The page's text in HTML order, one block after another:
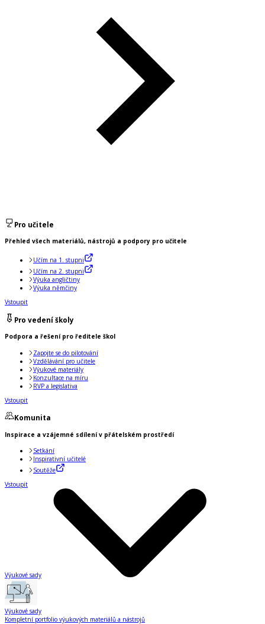
Pro učitele
Přehled všech materiálů, nástrojů a podpory pro učitele
Učím na 1. stupni
Učím na 2. stupni
Výuka angličtiny
Výuka němčiny
Vstoupit
Pro vedení školy
Podpora a řešení pro ředitele škol
Zapojte se do pilotování
Vzdělávání pro učitele
Výukové materiály
Konzultace na míru
RVP a legislativa
Vstoupit
Komunita
Inspirace a vzájemné sdílení v přátelském prostředí
Setkání
Inspirativní učitelé
Soutěže
Vstoupit
Výukové sady
Výukové sady
Kompletní portfolio výukových materiálů a nástrojů